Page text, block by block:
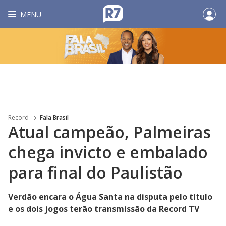
MENU
Record Fala Brasil
Atual campeão, Palmeiras
chega invicto e embalado
para final do Paulistão
Verdão encara o Água Santa na disputa pelo título
e os dois jogos terão transmissão da Record TV